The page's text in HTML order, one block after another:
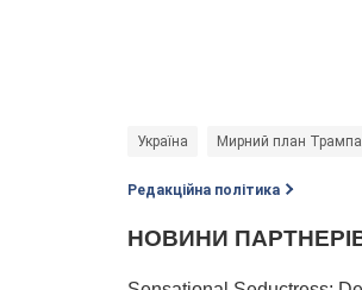
Україна Мирний план Трампа
Редакційна політика